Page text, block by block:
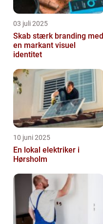
03 juli 2025
Skab stærk branding med
en markant visuel
identitet
10 juni 2025
En lokal elektriker i
Hørsholm